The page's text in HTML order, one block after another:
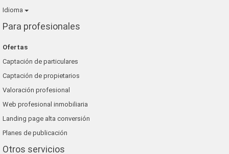
Idioma
Para profesionales
Ofertas
Captación de particulares
Captación de propietarios
Valoración profesional
Web profesional inmobiliaria
Landing page alta conversión
Planes de publicación
Otros servicios